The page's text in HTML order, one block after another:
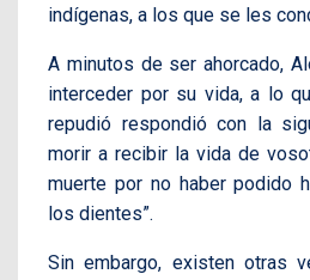
indígenas, a los que se les
A minutos de ser ahorcado,
interceder por su vida, a lo
repudió respondió con la
morir a recibir la vida de
muerte por no haber podido
los dientes”.
Sin embargo, existen otras